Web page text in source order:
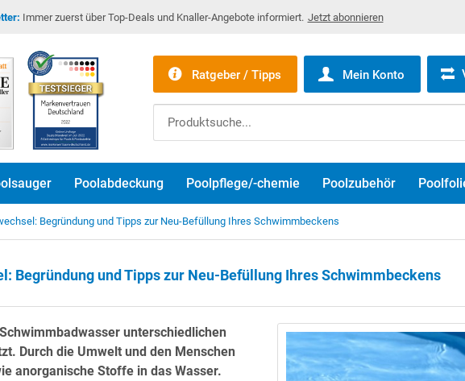
Immer zuerst über Top-Deals und Knaller-Angebote informiert. Jetzt abonnieren
Ratgeber / Tipps Mein Konto
Poolabdeckung Poolpflege/-chemie Poolzubehör
Begründung und Tipps zur Neu-Befüllung Ihres Schwimmbeckens
Begründung und Tipps zur Neu-Befüllung Ihres Schwimmbeckens
unterschiedlichen
Durch die Umwelt und den Menschen
anorganische Stoffe in das Wasser.